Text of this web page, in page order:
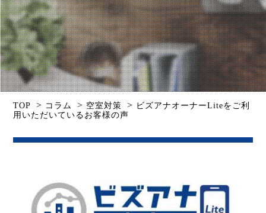
TOP > コラム > 空室対策 > ビズアナオーナーLiteをご利
用いただいているお客様の声